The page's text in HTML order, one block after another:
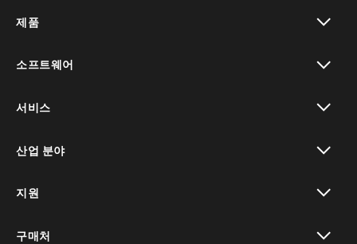
제품
소프트웨어
서비스
산업 분야
지원
구매처